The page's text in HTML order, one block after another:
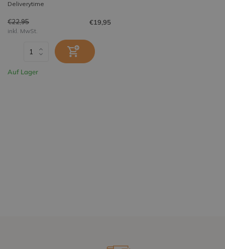
Deliverytime
€22,95 €19,95
inkl. MwSt.
Auf Lager